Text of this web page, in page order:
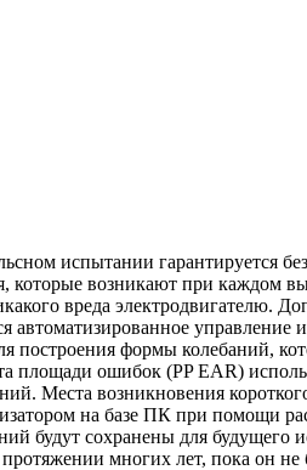
испытании гарантируется
которые возникают при каждом
вреда электродвигателю.
автоматизированное
построения формы колебаний,
ошибок (PP EAR)
Места возникновения
на базе ПК при помощи
будут сохранены для будущего
многих лет, пока он